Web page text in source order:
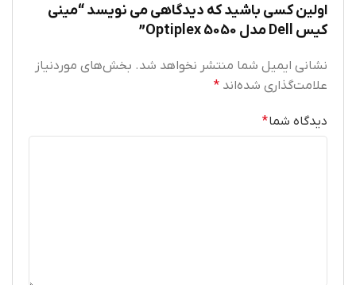
اولین کسی باشید که دیدگاهی می نویسد “مینی
کیس Dell مدل Optiplex 5050”
نشانی ایمیل شما منتشر نخواهد شد. بخش‌های موردنیاز
علامت‌گذاری شده‌اند *
دیدگاه شما*